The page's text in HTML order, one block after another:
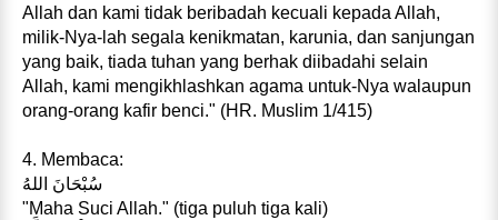
Allah dan kami tidak beribadah kecuali kepada Allah,
milik-Nya-lah segala kenikmatan, karunia, dan sanjungan
yang baik, tiada tuhan yang berhak diibadahi selain
Allah, kami mengikhlashkan agama untuk-Nya walaupun
orang-orang kafir benci." (HR. Muslim 1/415)
4. Membaca:
سُبْحَانَ اللهُ
"Maha Suci Allah." (tiga puluh tiga kali)